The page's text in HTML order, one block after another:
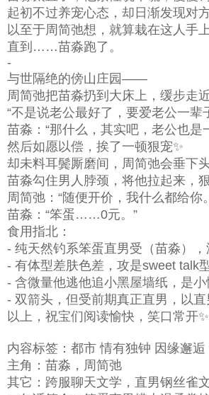
起初不过养宠心态，却日渐发现对
以至于周简弛想，就算栽在这人手
直到……苗淼跑了。
-
与世隔绝的傍山庄园——
周简弛把苗淼扔到大床上，缓步走
“不是说老公最好了，要爱老公一辈
苗淼：“那什么，其实吧，老公也
然后如愿以偿，挨了一顿狠宠✨
却未料耳鬓厮磨间，周简弛会垂下
苗淼勾住男人脖颈，将他拉起来，
周简弛：“随便开价，我什么都给你
苗淼：“笨蛋……0元。”
食用指北：
- 纯天然钓系笨蛋直男受（苗淼）
- 有体型差肤色差，攻是sweet talk
- 含微量他逃他追小黑屋墙纸，是
- 双箭头，但受前期真正直男，以
以上，祝宝们阅读愉快，笑口常开✨
内容标签：都市 情有独钟 因缘邂
主角：苗淼，周简弛
其它：跨服聊天文学，直男钢丝雀